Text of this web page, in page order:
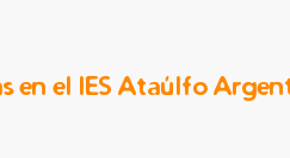
en el IES Ataúlfo